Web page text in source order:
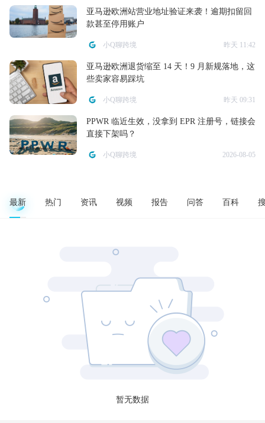
亚马逊欧洲站营业地址验证来袭！逾期扣留回
款甚至停用账户
小Q聊跨境 昨天 11:42
亚马逊欧洲退货缩至 14 天！9 月新规落地，这
些卖家容易踩坑
小Q聊跨境 昨天 09:31
PPWR 临近生效，没拿到 EPR 注册号，链接会
直接下架吗？
小Q聊跨境 2026-08-05
最新 热门 资讯 视频 报告 问答 百科
暂无数据